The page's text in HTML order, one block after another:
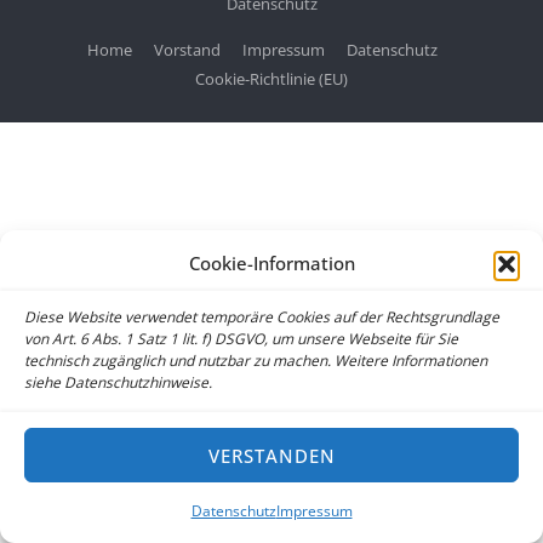
Cookie-Information
Diese Website verwendet temporäre Cookies auf der Rechtsgrundlage
von Art. 6 Abs. 1 Satz 1 lit. f) DSGVO, um unsere Webseite für Sie
technisch zugänglich und nutzbar zu machen. Weitere Informationen
siehe Datenschutzhinweise.
VERSTANDEN
DatenschutzImpressum
Home Vorstand Impressum
Datenschutz
Cookie-Richtlinie (EU)